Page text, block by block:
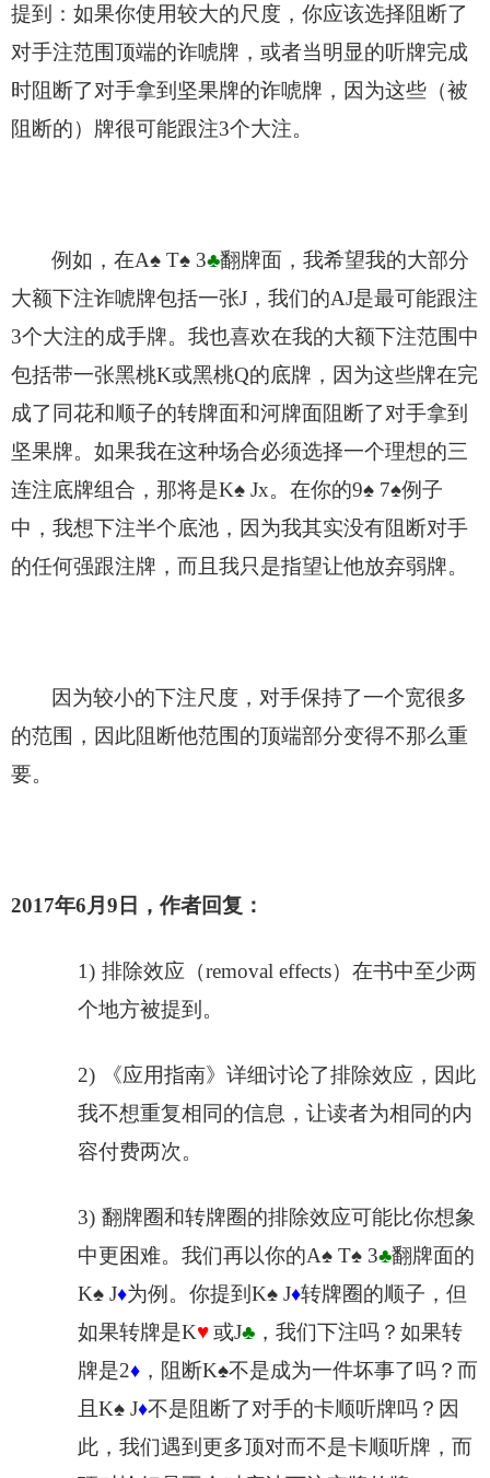
提到：如果你使用较大的尺度，你应该选择阻断了
对手注范围顶端的诈唬牌，或者当明显的听牌完成
时阻断了对手拿到坚果牌的诈唬牌，因为这些（被
阻断的）牌很可能跟注3个大注。
例如，在A♠ T♠ 3♣翻牌面，我希望我的大部分
大额下注诈唬牌包括一张J，我们的AJ是最可能跟注
3个大注的成手牌。我也喜欢在我的大额下注范围中
包括带一张黑桃K或黑桃Q的底牌，因为这些牌在完
成了同花和顺子的转牌面和河牌面阻断了对手拿到
坚果牌。如果我在这种场合必须选择一个理想的三
连注底牌组合，那将是K♠ Jx。在你的9♠ 7♠例子
中，我想下注半个底池，因为我其实没有阻断对手
的任何强跟注牌，而且我只是指望让他放弃弱牌。
因为较小的下注尺度，对手保持了一个宽很多
的范围，因此阻断他范围的顶端部分变得不那么重
要。
2017年6月9日，作者回复：
1) 排除效应（removal effects）在书中至少两
个地方被提到。
2)
《应用指南》详细讨论了排除效应，因此
我不想重复相同的信息，让读者为相同的内
容付费两次。
3) 翻牌圈和转牌圈的排除效应可能比你想象
中更困难。我们再以你的A♠ T♠ 3♣翻牌面的
K♠ J♦为例。你提到K♠ J♦转牌圈的顺子，但
如果转牌是K♥或J♣ ，我们下注吗？如果转
牌是2♦ ，阻断K♠不是成为一件坏事了吗？而
且K♠ J♦不是阻断了对手的卡顺听牌吗？因
此，我们遇到更多顶对而不是卡顺听牌，而